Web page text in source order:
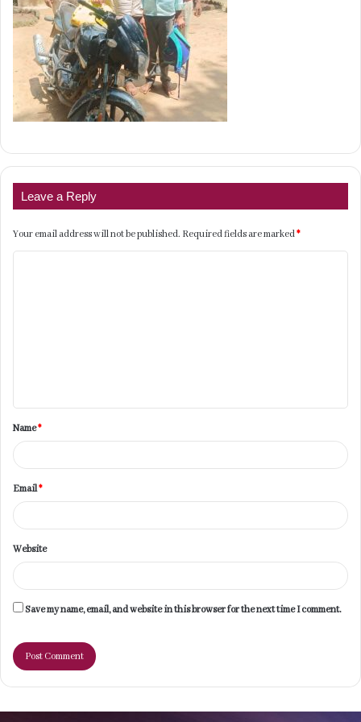
Leave a Reply
Your email address will not be published. Required fields are marked*
t
*Name*
Email*
Website
Save my name, email, and website in this browser for the next time I comment.